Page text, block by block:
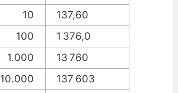
10
137,60
100
1 376,0
1.000
13 760
10.000
137 603